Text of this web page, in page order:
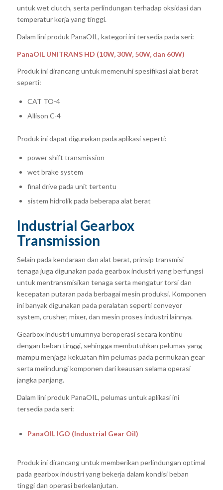
untuk wet clutch, serta perlindungan terhadap oksidasi dan
temperatur kerja yang tinggi.
Dalam lini produk PanaOIL, kategori ini tersedia pada seri:
PanaOIL UNITRANS HD (10W, 30W, 50W, dan 60W)
Produk ini dirancang untuk memenuhi spesifikasi alat berat
seperti:
CAT TO-4
Allison C-4
Produk ini dapat digunakan pada aplikasi seperti:
power shift transmission
wet brake system
final drive pada unit tertentu
sistem hidrolik pada beberapa alat berat
Industrial Gearbox
Transmission
Selain pada kendaraan dan alat berat, prinsip transmisi
tenaga juga digunakan pada gearbox industri yang berfungsi
untuk mentransmisikan tenaga serta mengatur torsi dan
kecepatan putaran pada berbagai mesin produksi. Komponen
ini banyak digunakan pada peralatan seperti conveyor
system, crusher, mixer, dan mesin proses industri lainnya.
Gearbox industri umumnya beroperasi secara kontinu
dengan beban tinggi, sehingga membutuhkan pelumas yang
mampu menjaga kekuatan film pelumas pada permukaan gear
serta melindungi komponen dari keausan selama operasi
jangka panjang.
Dalam lini produk PanaOIL, pelumas untuk aplikasi ini
tersedia pada seri:
PanaOIL IGO (Industrial Gear Oil)
Produk ini dirancang untuk memberikan perlindungan optimal
pada gearbox industri yang bekerja dalam kondisi beban
tinggi dan operasi berkelanjutan.